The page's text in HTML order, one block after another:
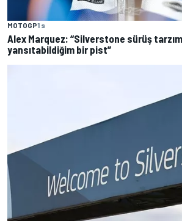
MOTOGP1 s
Alex Marquez: “Silverstone sürüş
yansıtabildiğim bir pist”